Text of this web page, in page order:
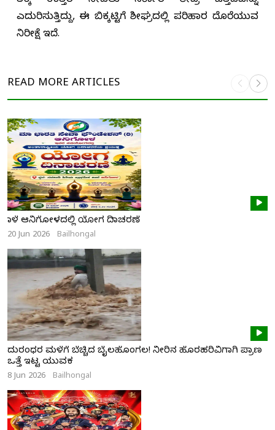
ಎದುರಿಸುತ್ತಿದ್ದು, ಈ ಬಿಕ್ಕಟ್ಟಿಗೆ ಶೀಘ್ರದಲ್ಲಿ ಪರಿಹಾರ ದೊರೆಯುವ
ನಿರೀಕ್ಷೆ ಇದೆ.
READ MORE ARTICLES
ನಾಳೆ ಆನಿಗೋಳದಲ್ಲಿ ಯೋಗ ದಿನಾಚರಣೆ
20 Jun 2026 Bailhongal
ದುರಂಧರ ಮಳೆಗೆ ಬೆಚ್ಚಿದ ಬೈಲಹೊಂಗಲ! ನೀರಿನ ಹೊರಹರಿವಿಗಾಗಿ ಪ್ರಾಣ
ಒತ್ತೆ ಇಟ್ಟ ಯುವಕ
8 Jun 2026 Bailhongal